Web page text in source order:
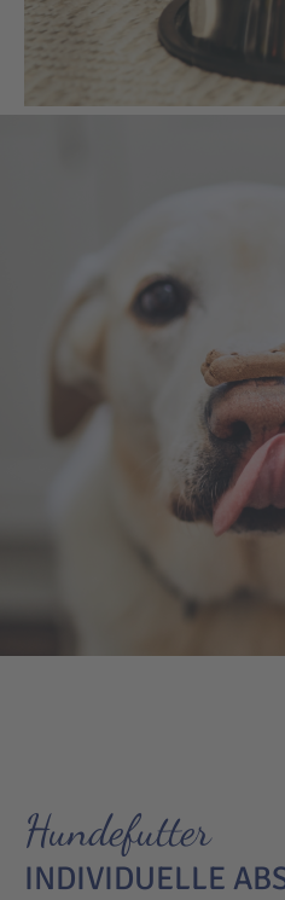
Hundefutter
INDIVIDUELLE